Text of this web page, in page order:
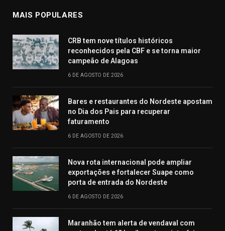
MAIS POPULARES
CRB tem nove títulos históricos
reconhecidos pela CBF e se torna maior
campeão de Alagoas
6 DE AGOSTO DE 2026
Bares e restaurantes do Nordeste apostam
no Dia dos Pais para recuperar
faturamento
6 DE AGOSTO DE 2026
Nova rota internacional pode ampliar
exportações e fortalecer Suape como
porta de entrada do Nordeste
6 DE AGOSTO DE 2026
Maranhão tem alerta de vendaval com